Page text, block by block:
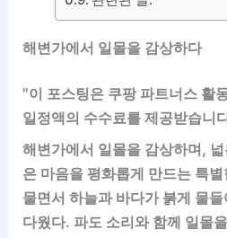
해변가에서 일몰을 감상하다
"이 포스팅은 쿠팡 파트너스 활
일정액의 수수료를 제공받습니
해변가에서 일몰을 감상하며,
은 마음을 평화롭게 만드는 특
물면서 하늘과 바다가 붉게 물
다웠다. 파도 소리와 함께 일몰